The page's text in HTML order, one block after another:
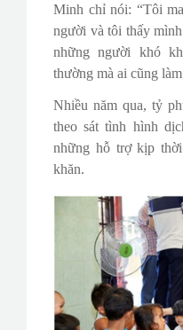
Minh chỉ nói: “Tôi
người và tôi thấy
những người khó
thường mà ai cũng
Nhiều năm qua, tỷ
theo sát tình hình
những hỗ trợ kịp
khăn.